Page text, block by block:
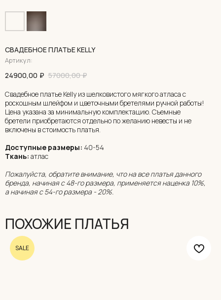
СВАДЕБНОЕ ПЛАТЬЕ KELLY
Артикул:
24900,00 ₽ 57000,00 ₽
Свадебное платье Kelly из шелковистого мягкого атласа с
роскошным шлейфом и цветочными бретелями ручной работы!
Цена указана за минимальную комплектацию. Съемные
бретели приобретаются отдельно по желанию невесты и не
включены в стоимость платья.
Доступные размеры: 40-54
Ткань: атлас
Пожалуйста, обратите внимание, что на все платья данного
бренда, начиная с 48-го размера, применяется наценка 10%,
а начиная с 54-го размера - 20%.
ПОХОЖИЕ ПЛАТЬЯ
SALE